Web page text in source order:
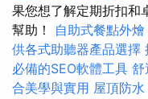
果您想了解定期折扣和
幫助！ 自助式餐點外
供各式助聽器產品選擇
必備的SEO軟體工具 舒
合美學與實用 屋頂防